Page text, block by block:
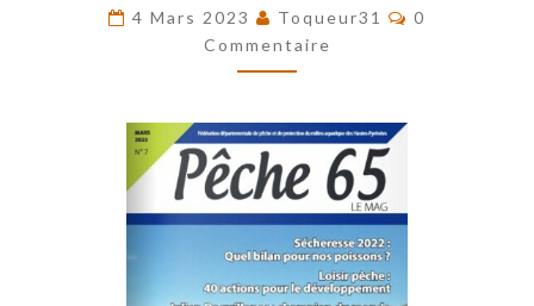
MAG
N°7
EST
4 Mars 2023 Toqueur31
0
Commentaire